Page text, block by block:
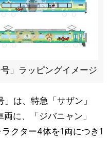
」ラッピングイメージ
」は、特急「サザン」
に、「ジバニャン」
クター4体を1両につき1